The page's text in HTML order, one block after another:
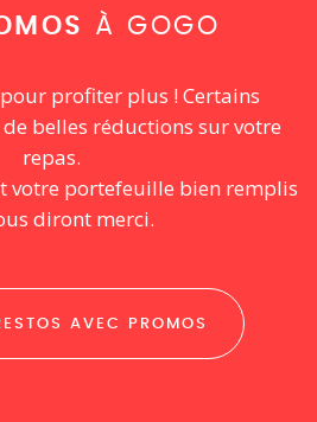
À GOGO
profiter plus ! Certains
belles réductions sur votre
repas.
votre portefeuille bien remplis
diront merci.
AVEC PROMOS